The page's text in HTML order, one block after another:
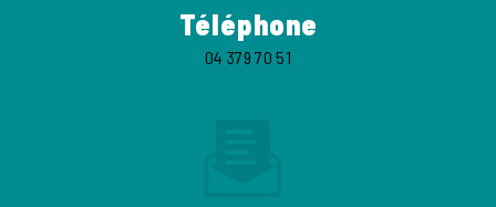
Téléphone
04 379 70 51